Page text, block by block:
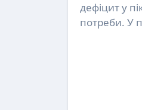
дефіцит у
потреби. У